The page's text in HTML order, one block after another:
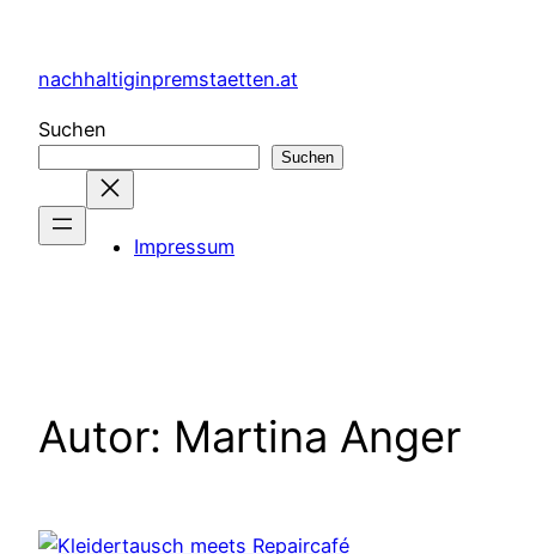
springen
nachhaltiginpremstaetten.at
Suchen
Suchen
Impressum
Autor: Martina Anger